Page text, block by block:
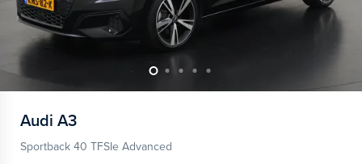
Audi A3
Sportback 40 TFSIe Advanced